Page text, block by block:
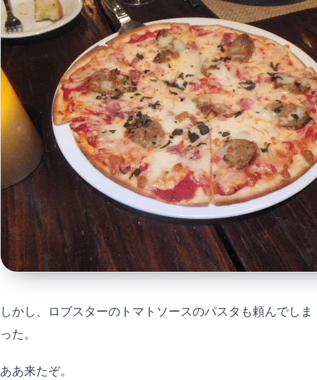
しかし、ロブスターのトマトソースのパスタも頼んでしま
った。
ああ来たぞ。